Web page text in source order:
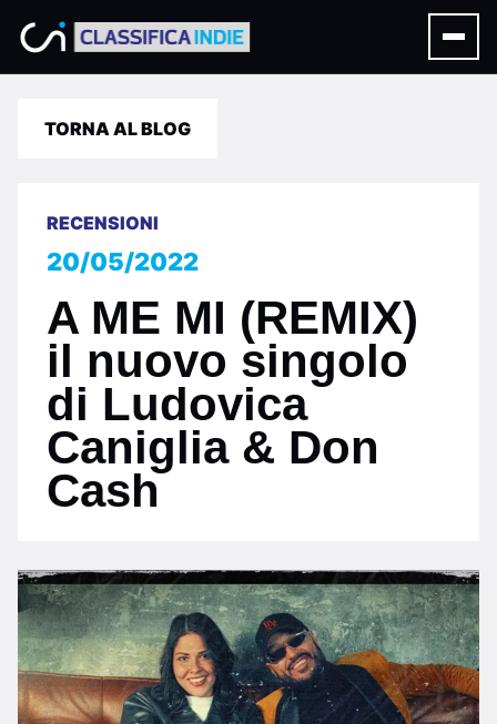
TORNA AL BLOG
RECENSIONI
20/05/2022
A ME MI (REMIX)
il nuovo singolo
di Ludovica
Caniglia & Don
Cash